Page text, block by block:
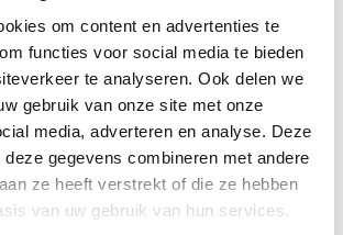
om content en advertenties te
functies voor social media te bieden
te analyseren. Ook delen we
gebruik van onze site met onze
media, adverteren en analyse. Deze
deze gegevens combineren met andere
ze heeft verstrekt of die ze hebben
van uw gebruik van hun services.
0.75l